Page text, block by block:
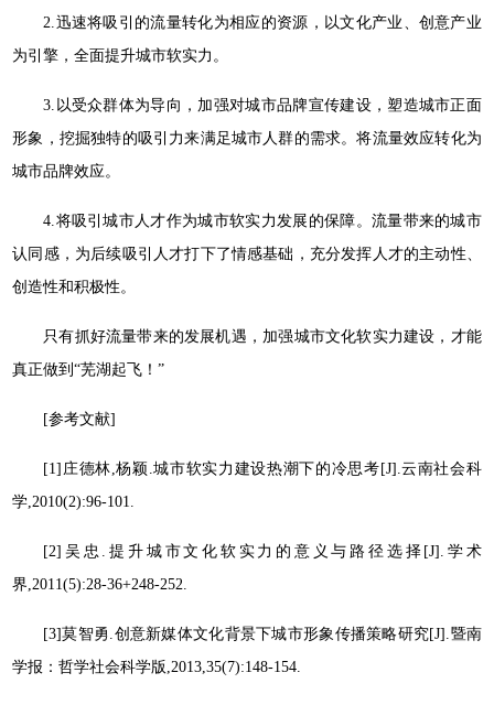
2.迅速将吸引的流量转化为相应的资源，以文化产业、创意产业
为引擎，全面提升城市软实力。
3.以受众群体为导向，加强对城市品牌宣传建设，塑造城市正面
形象，挖掘独特的吸引力来满足城市人群的需求。将流量效应转化为
城市品牌效应。
4.将吸引城市人才作为城市软实力发展的保障。流量带来的城市
认同感，为后续吸引人才打下了情感基础，充分发挥人才的主动性、
创造性和积极性。
只有抓好流量带来的发展机遇，加强城市文化软实力建设，才能
真正做到“芜湖起飞！”
[参考文献]
[1]庄德林,杨颖.城市软实力建设热潮下的冷思考[J].云南社会科
学,2010(2):96-101.
[2]吴忠.提升城市文化软实力的意义与路径选择[J].学术
界,2011(5):28-36+248-252.
[3]莫智勇.创意新媒体文化背景下城市形象传播策略研究[J].暨南
学报：哲学社会科学版,2013,35(7):148-154.